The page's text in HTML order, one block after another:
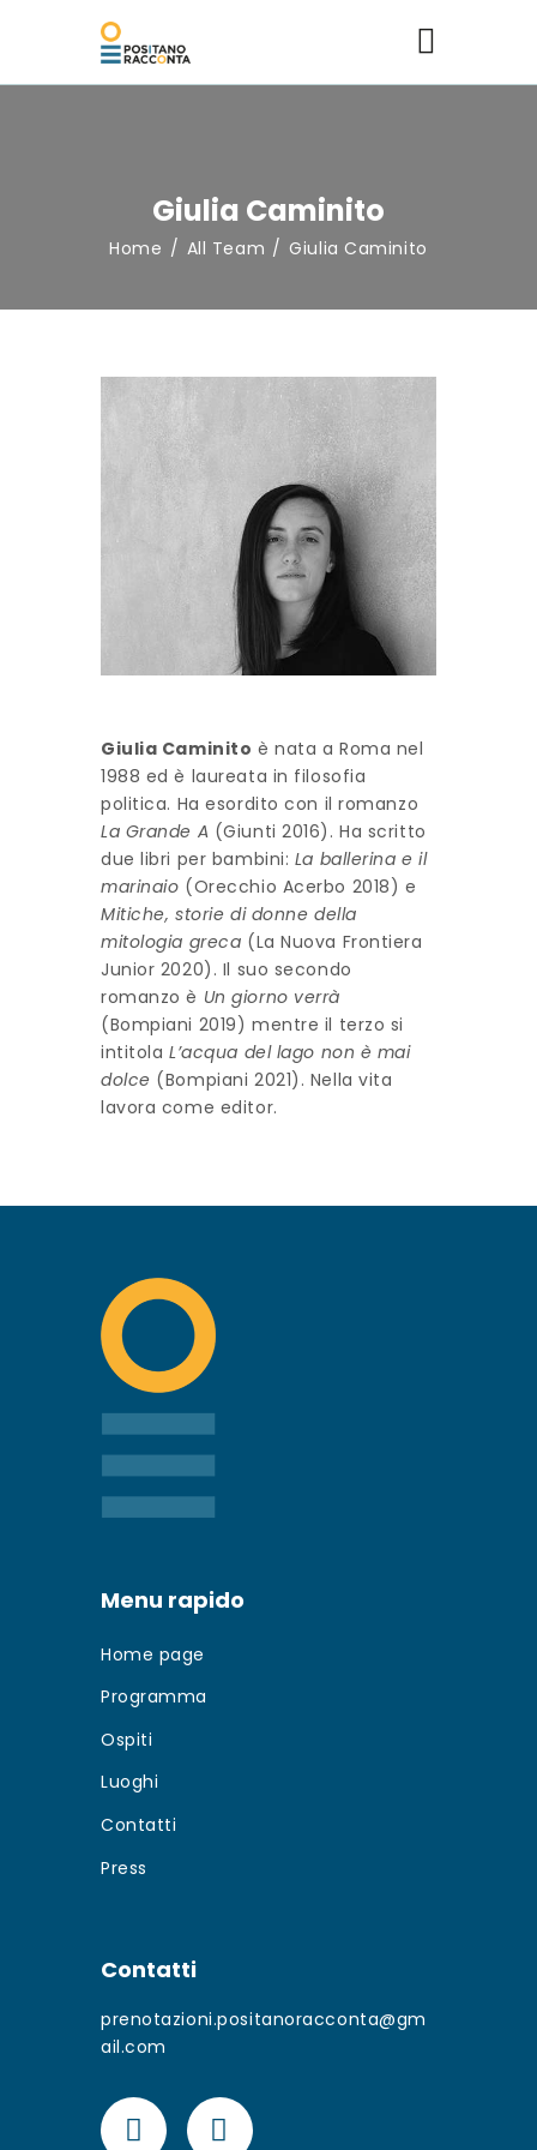
Giulia Caminito
Home All Team Giulia Caminito
Home page
Giulia Caminito è nata a Roma nel
1988 ed è laureata in filosofia
politica. Ha esordito con il romanzo
La Grande A (Giunti 2016). Ha scritto
due libri per bambini: La ballerina e il
marinaio (Orecchio Acerbo 2018) e
Mitiche, storie di donne della
mitologia greca (La Nuova Frontiera
Junior 2020). Il suo secondo
romanzo è Un giorno verrà
(Bompiani 2019) mentre il terzo si
intitolaL’acqua del lago non è mai
dolce (Bompiani 2021). Nella vita
lavora come editor.
Menu rapido
Home page
Programma
Ospiti
Luoghi
Contatti
Press
Contatti
prenotazioni.positanoracconta@gm
ail.com